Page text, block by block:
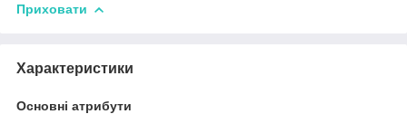
Приховати
Характеристики
Основні атрибути